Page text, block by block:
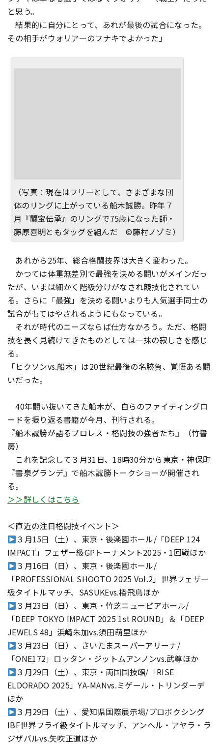
と思う。
結果的に自分にとって、あれが最後の試合になった。
その相手がウォリアーのフナキでよかった」
（写真：現在はフリーとして、さまざまな団
体のリングに上がっている船木誠勝。昨年７
月『闘宝伝承』のリングで75歳になった師・
藤原喜明ともタッグを組んだ ©藤村ノゾミ）
あれから25年、総合格闘技界は大きく変わった。
かつては体重無差別で最強を決める闘いがメインだっ
たが、いまは細かく階級分けがなされ競技化されてい
る。さらに「最強」を決める闘いよりも人気選手同士の
試合がもてはやされるようにもなっている。
それが時代のニーズならば仕方なかろう。ただ、格闘
技を長く見続けてきたものとしては一抹の寂しさを感じ
る。
「ヒクソンvs.船木」は20世紀最後の名勝負、覚悟ある闘
いだった。
40年闘い抜いてきた船木が、自らのファイティングロ
ードを振り返る書籍が今月、刊行される。
『船木誠勝が語るプロレス・格闘技の強者たち』（竹書
房）
これを記念して３月31日、18時30分から東京・神保町
『書泉グランデ』で船木誠勝トークショーが開催され
る。
＞＞詳しくはこちら
＜直近の注目格闘技イベント＞
３月15日（土）、東京・後楽園ホール/「DEEP 124
IMPACT」フェザー級GPトーナメント2025・1回戦ほか
３月16日（日）、東京・後楽園ホール/
「PROFESSIONAL SHOOTO 2025 Vol.2」世界フェザー
級タイトルマッチ、SASUKEvs.椿飛鳥ほか
３月23日（日）、東京・竹芝ニューピアホール/
「DEEP TOKYO IMPACT 2025 1st ROUND」＆「DEEP
JEWELS 48」浜崎朱加vs.須田萌里ほか
３月23日（日）、さいたまスーパーアリーナ/
「ONE172」ロッタン・ジットムアンノンvs.武尊ほか
３月29日（土）、東京・両国国技館/「RISE
ELDORADO 2025」YA-MANvs.ミゲール・トリンダーデ
ほか
３月29日（土）、愛知県国際展示場/プロボクシング
IBF世界フライ級タイトルマッチ、アンヘル・アヤラ・ラ
ジザバルvs.矢吹正道ほか